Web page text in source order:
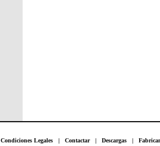
Condiciones Legales | Contactar| Descargas |